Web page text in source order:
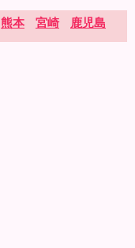
熊本 宮崎 鹿児島